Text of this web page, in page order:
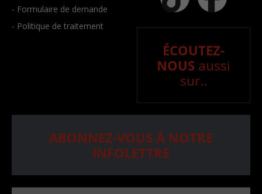
- Formulaire de demande
- Politique de traitement
ÉCOUTEZ-
NOUS aussi
sur..
ABONNEZ-VOUS À NOTRE
INFOLETTRE